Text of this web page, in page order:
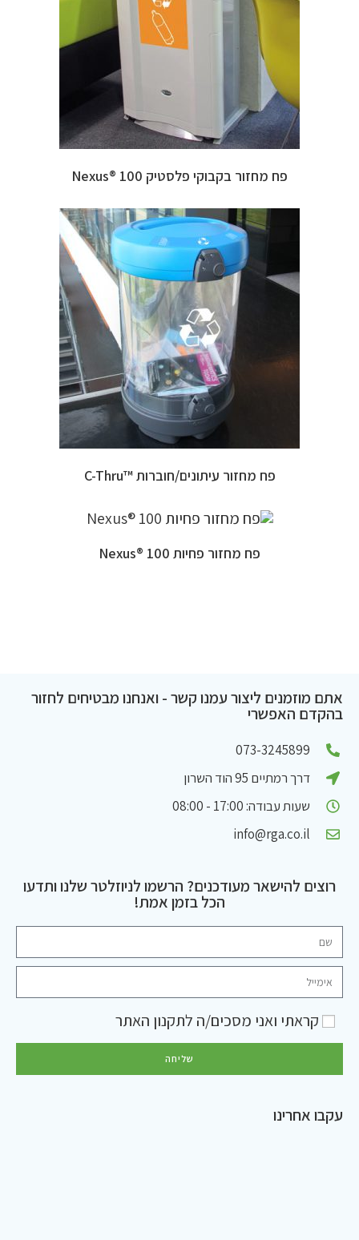
פח מחזור בקבוקי פלסטיק 100 ®Nexus
פח מחזור עיתונים/חוברות ™C-Thru
פח מחזור פחיות 100 ®Nexus
אתם מוזמנים ליצור עמנו קשר - ואנחנו מבטיחים לחזור
בהקדם האפשרי
073-3245899
דרך רמתיים 95 הוד השרון
שעות עבודה: 17:00 - 08:00
info@rga.co.il
רוצים להישאר מעודכנים? הרשמו לניוזלטר שלנו ותדעו
הכל בזמן אמת!
קראתי ואני מסכים/ה לתקנון האתר
שליחה
עקבו אחרינו